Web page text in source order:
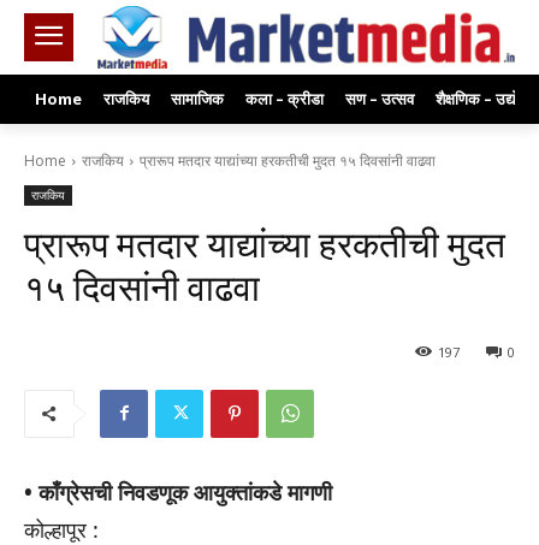
Home राजकिय सामाजिक कला – क्रीडा सण – उत्सव शैक्षणिक – उद्योग
Home राजकिय प्रारूप मतदार याद्यांच्या हरकतीची मुदत १५ दिवसांनी वाढवा
राजकिय
प्रारूप मतदार याद्यांच्या हरकतीची मुदत
१५ दिवसांनी वाढवा
0
197
• काँग्रेसची निवडणूक आयुक्तांकडे मागणी
कोल्हापूर :